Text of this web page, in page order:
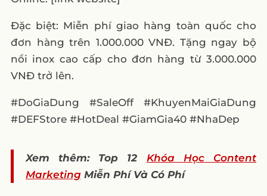
Đặc biệt: Miễn phí giao hàng toàn quốc cho
đơn hàng trên 1.000.000 VNĐ. Tặng ngay bộ
nồi inox cao cấp cho đơn hàng từ 3.000.000
VNĐ trở lên.
#DoGiaDung #SaleOff #KhuyenMaiGiaDung
#DEFStore #HotDeal #GiamGia40 #NhaDep
Xem thêm: Top 12 Khóa Học Content
MarketingMiễn Phí Và Có Phí